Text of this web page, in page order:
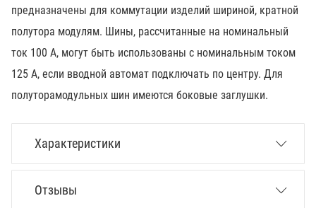
предназначены для коммутации изделий шириной, кратной
полутора модулям. Шины, рассчитанные на номинальный
ток 100 А, могут быть использованы с номинальным током
125 А, если вводной автомат подключать по центру. Для
полуторамодульных шин имеются боковые заглушки.
Характеристики
Отзывы